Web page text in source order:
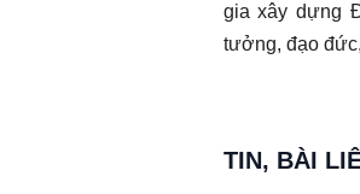
gia xây dựng
tưởng, đạo
TIN, BÀI